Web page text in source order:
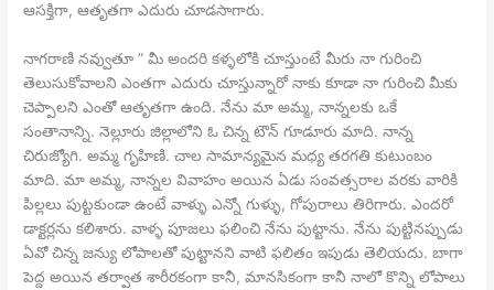
ఆసక్తిగా, ఆతృతగా ఎదురు చూడసాగారు.
నాగరాణి నవ్వుతూ ” మీ అందరి కళ్ళలోకి చూస్తుంటే మీరు నా గురించి
తెలుసుకోవాలని ఎంతగా ఎదురు చూస్తున్నారో నాకు కూడా నా గురించి మీకు
చెప్పాలని ఎంతో ఆతృతగా ఉంది. నేను మా అమ్మ, నాన్నలకు ఒకే
సంతానాన్ని. నెల్లూరు జిల్లాలోని ఓ చిన్న టౌన్ గూడూరు మాది. నాన్న
చిరుజ్యోగి. అమ్మ గృహిణి. చాల సామాన్యమైన మధ్య తరగతి కుటుంబం
మాది. మా అమ్మ, నాన్నల వివాహం అయిన ఏడు సంవత్సరాల వరకు వారికి
పిల్లలు పుట్టకుండా ఉంటే వాళ్ళు ఎన్నో గుళ్ళు, గోపురాలు తిరిగారు. ఎందరో
డాక్టర్లను కలిశారు. వాళ్ళ పూజలు ఫలించి నేను పుట్టాను. నేను పుట్టినప్పుడు
ఏవో చిన్న జన్యు లోపాలతో పుట్టానని వాటి ఫలితం ఇపుడు తెలియదు. బాగా
పెద్ద అయిన తర్వాత శారీరకంగా కానీ, మానసికంగా కానీ నాలో కొన్ని లోపాలు